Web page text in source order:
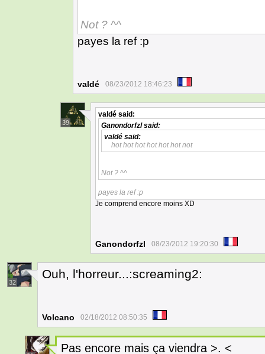
Not ? ^^
payes la ref :p
valdé 08/23/2012 18:46:23
39
valdé said:
Ganondorfzlsaid:
valdé said:
hot hot hot hot hot hot not
Not ? ^^
payes la ref :p
Je comprend encore moins XD
Ganondorfzl 08/23/2012 19:20:30
32
Ouh, l'horreur...:screaming2:
Volcano 02/18/2012 08:50:35
Pas encore mais ça viendra >. <